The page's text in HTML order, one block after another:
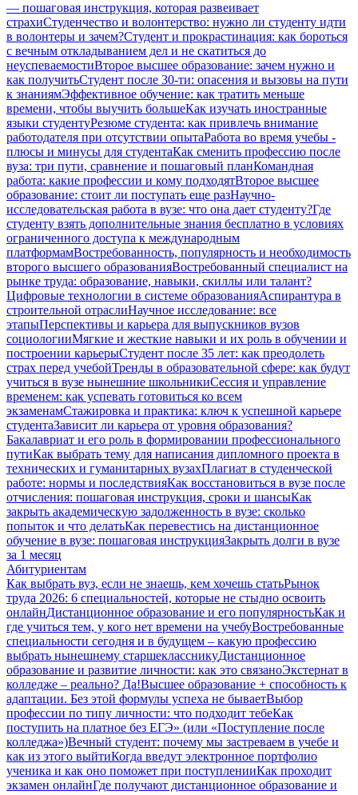
— пошаговая инструкция, которая развеивает
страхиСтуденчество и волонтерство: нужно ли cтуденту идти
в волонтеры и зачем?Студент и прокрастинация: как бороться
с вечным откладыванием дел и не скатиться до
неуспеваемостиВторое высшее образование: зачем нужно и
как получитьСтудент после 30-ти: опасения и вызовы на пути
к знаниямЭффективное обучение: как тратить меньше
времени, чтобы выучить большеКак изучать иностранные
языки студентуРезюме студента: как привлечь внимание
работодателя при отсутствии опытаРабота во время учебы -
плюсы и минусы для студентаКак сменить профессию после
вуза: три пути, сравнение и пошаговый планКомандная
работа: какие профессии и кому подходятВторое высшее
образование: стоит ли поступать еще разНаучно-
исследовательская работа в вузе: что она дает студенту?Где
студенту взять дополнительные знания бесплатно в условиях
ограниченного доступа к международным
платформамВостребованность, популярность и необходимость
второго высшего образованияВостребованный специалист на
рынке труда: образование, навыки, скиллы или талант?
Цифровые технологии в системе образованияАспирантура в
строительной отраслиНаучное исследование: все
этапыПерспективы и карьера для выпускников вузов
социологииМягкие и жесткие навыки и их роль в обучении и
построении карьерыСтудент после 35 лет: как преодолеть
страх перед учебойТренды в образовательной сфере: как будут
учиться в вузе нынешние школьникиСессия и управление
временем: как успевать готовиться ко всем
экзаменамСтажировка и практика: ключ к успешной карьере
студентаЗависит ли карьера от уровня образования?
Бакалавриат и его роль в формировании профессионального
путиКак выбрать тему для написания дипломного проекта в
технических и гуманитарных вузахПлагиат в студенческой
работе: нормы и последствияКак восстановиться в вузе после
отчисления: пошаговая инструкция, сроки и шансыКак
закрыть академическую задолженность в вузе: сколько
попыток и что делатьКак перевестись на дистанционное
обучение в вузе: пошаговая инструкцияЗакрыть долги в вузе
за 1 месяц
Абитуриентам
Как выбрать вуз, если не знаешь, кем хочешь статьРынок
труда 2026: 6 специальностей, которые не стыдно освоить
онлайнДистанционное образование и его популярностьКак и
где учиться тем, у кого нет времени на учебуВостребованные
специальности сегодня и в будущем – какую профессию
выбрать нынешнему старшеклассникуДистанционное
образование и развитие личности: как это связаноЭкстернат в
колледже – реально? Да!Высшее образование + способность к
адаптации. Без этой формулы успеха не бываетВыбор
профессии по типу личности: что подходит тебеКак
поступить на платное без ЕГЭ» (или «Поступление после
колледжа»)Вечный студент: почему мы застреваем в учебе и
как из этого выйтиКогда введут электронное портфолио
ученика и как оно поможет при поступленииКак проходит
экзамен онлайнГде получают дистанционное образование и